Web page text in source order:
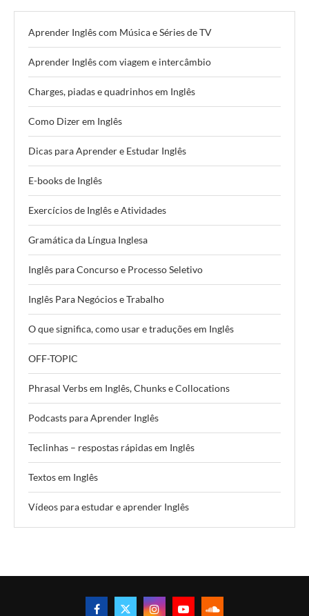
Aprender Inglês com Música e Séries de TV
Aprender Inglês com viagem e intercâmbio
Charges, piadas e quadrinhos em Inglês
Como Dizer em Inglês
Dicas para Aprender e Estudar Inglês
E-books de Inglês
Exercícios de Inglês e Atividades
Gramática da Língua Inglesa
Inglês para Concurso e Processo Seletivo
Inglês Para Negócios e Trabalho
O que significa, como usar e traduções em Inglês
OFF-TOPIC
Phrasal Verbs em Inglês, Chunks e Collocations
Podcasts para Aprender Inglês
Teclinhas – respostas rápidas em Inglês
Textos em Inglês
Vídeos para estudar e aprender Inglês